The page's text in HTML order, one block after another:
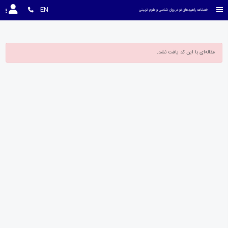
فصلنامه راهبردهای نو در روان شناسی و علوم تربیتی EN
مقاله‌ای با این کد یافت نشد.